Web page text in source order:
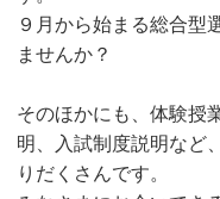
９月から始まる総合型
ませんか？
そのほかにも、体験授
明、入試制度説明など
りだくさんです。